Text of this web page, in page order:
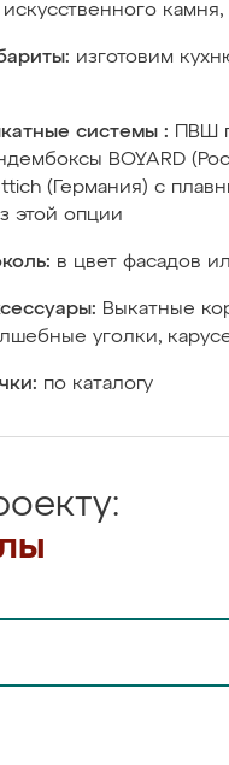
искусственного
изготовим
системы :
ПВШ
BOYARD
(Германия) с
этой опции
в цвет фасадов
Выкатные
уголки,
по каталогу